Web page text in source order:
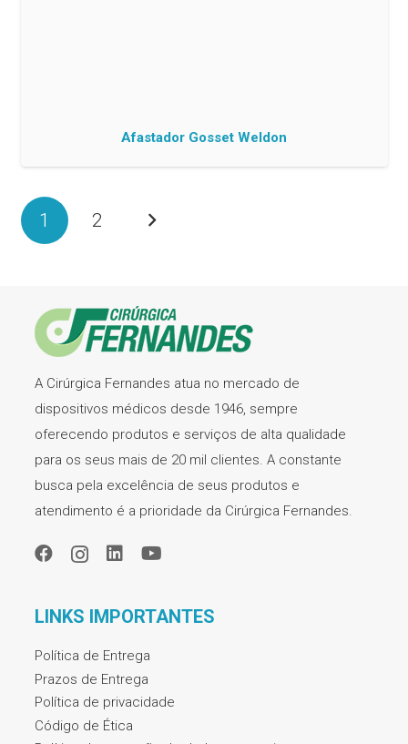
Afastador Gosset Weldon
1 2
A Cirúrgica Fernandes atua no mercado de
dispositivos médicos desde 1946, sempre
oferecendo produtos e serviços de alta qualidade
para os seus mais de 20 mil clientes. A constante
busca pela excelência de seus produtos e
atendimento é a prioridade da Cirúrgica Fernandes.
LINKS IMPORTANTES
Política de Entrega
Prazos de Entrega
Política de privacidade
Código de Ética